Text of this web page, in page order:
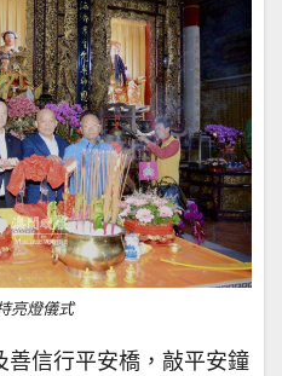
亮燈儀式
善信行平安橋，敲平安鐘